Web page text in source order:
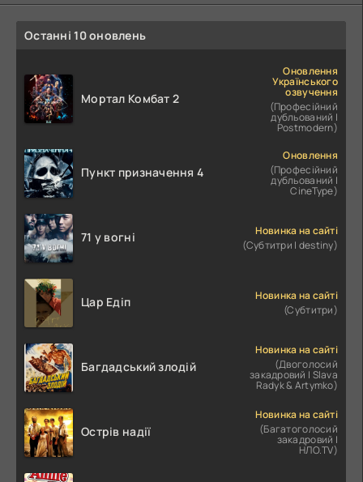
Останні 10 оновлень
Мортал Комбат 2
Оновлення
Українського
озвучення
(Професійний
дубльований |
Postmodern)
Пункт призначення 4
Оновлення
(Професійний
дубльований |
CineType)
71 у вогні
Новинка на сайті
(Субтитри | destiny)
Цар Едіп
Новинка на сайті
(Субтитри)
Багдадський злодій
Новинка на сайті
(Двоголосий
закадровий | Slava
Radyk & Artymko)
Острів надії
Новинка на сайті
(Багатоголосий
закадровий |
НЛО.TV)